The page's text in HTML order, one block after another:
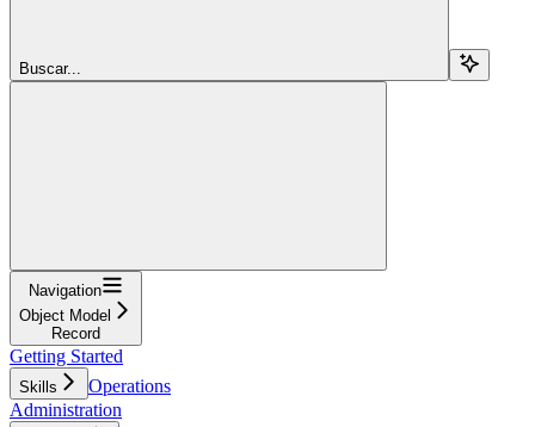
Buscar...
Navigation
Object Model
Record
Getting Started
Skills
Operations
Administration